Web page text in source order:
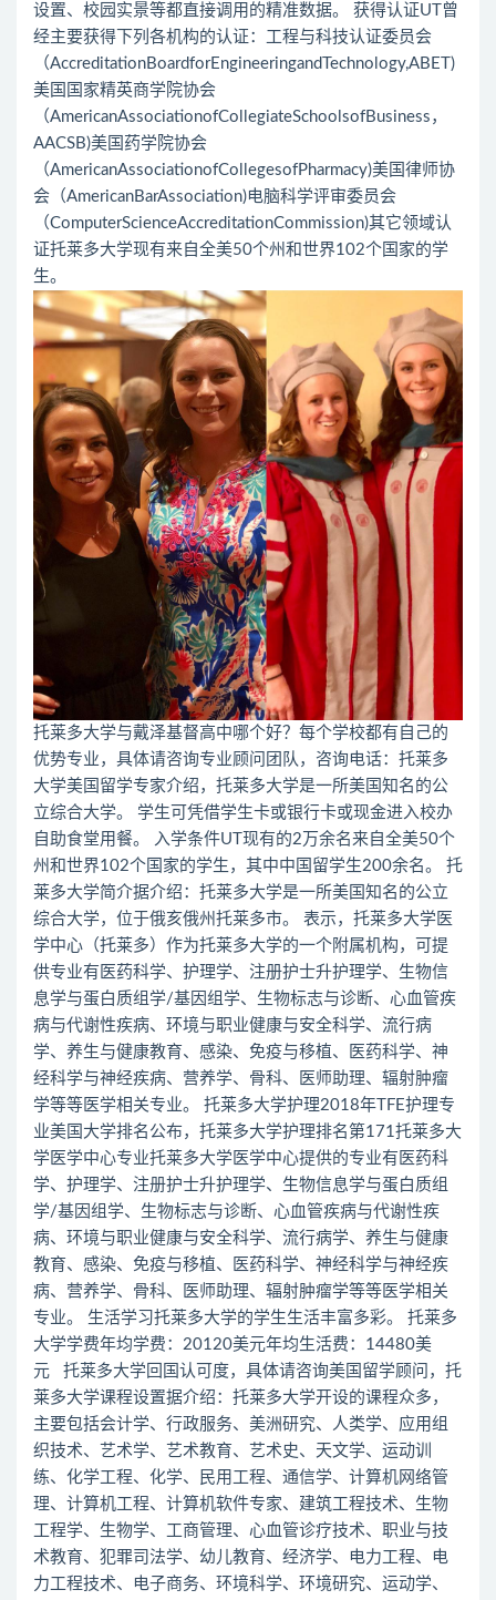
设置、校园实景等都直接调用的精准数据。 获得认证UT曾
经主要获得下列各机构的认证：工程与科技认证委员会
（AccreditationBoardforEngineeringandTechnology,ABET)
美国国家精英商学院协会
（AmericanAssociationofCollegiateSchoolsofBusiness，
AACSB)美国药学院协会
（AmericanAssociationofCollegesofPharmacy)美国律师协
会（AmericanBarAssociation)电脑科学评审委员会
（ComputerScienceAccreditationCommission)其它领域认
证托莱多大学现有来自全美50个州和世界102个国家的学
生。
托莱多大学与戴泽基督高中哪个好？每个学校都有自己的
优势专业，具体请咨询专业顾问团队，咨询电话：托莱多
大学美国留学专家介绍，托莱多大学是一所美国知名的公
立综合大学。 学生可凭借学生卡或银行卡或现金进入校办
自助食堂用餐。 入学条件UT现有的2万余名来自全美50个
州和世界102个国家的学生，其中中国留学生200余名。 托
莱多大学简介据介绍：托莱多大学是一所美国知名的公立
综合大学，位于俄亥俄州托莱多市。 表示，托莱多大学医
学中心（托莱多）作为托莱多大学的一个附属机构，可提
供专业有医药科学、护理学、注册护士升护理学、生物信
息学与蛋白质组学/基因组学、生物标志与诊断、心血管疾
病与代谢性疾病、环境与职业健康与安全科学、流行病
学、养生与健康教育、感染、免疫与移植、医药科学、神
经科学与神经疾病、营养学、骨科、医师助理、辐射肿瘤
学等等医学相关专业。 托莱多大学护理2018年TFE护理专
业美国大学排名公布，托莱多大学护理排名第171托莱多大
学医学中心专业托莱多大学医学中心提供的专业有医药科
学、护理学、注册护士升护理学、生物信息学与蛋白质组
学/基因组学、生物标志与诊断、心血管疾病与代谢性疾
病、环境与职业健康与安全科学、流行病学、养生与健康
教育、感染、免疫与移植、医药科学、神经科学与神经疾
病、营养学、骨科、医师助理、辐射肿瘤学等等医学相关
专业。 生活学习托莱多大学的学生生活丰富多彩。 托莱多
大学学费年均学费：20120美元年均生活费：14480美
元 托莱多大学回国认可度，具体请咨询美国留学顾问，托
莱多大学课程设置据介绍：托莱多大学开设的课程众多，
主要包括会计学、行政服务、美洲研究、人类学、应用组
织技术、艺术学、艺术教育、艺术史、天文学、运动训
练、化学工程、化学、民用工程、通信学、计算机网络管
理、计算机工程、计算机软件专家、建筑工程技术、生物
工程学、生物学、工商管理、心血管诊疗技术、职业与技
术教育、犯罪司法学、幼儿教育、经济学、电力工程、电
力工程技术、电子商务、环境科学、环境研究、运动学、